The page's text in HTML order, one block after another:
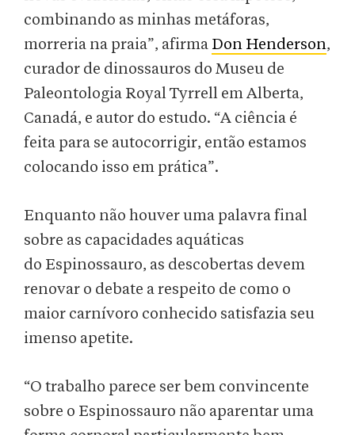
combinando as minhas metáforas,
morreria na praia”, afirma Don Henderson,
curador de dinossauros do Museu de
Paleontologia Royal Tyrrell em Alberta,
Canadá, e autor do estudo. “A ciência é
feita para se autocorrigir, então estamos
colocando isso em prática”.
Enquanto não houver uma palavra final
sobre as capacidades aquáticas
do Espinossauro, as descobertas devem
renovar o debate a respeito de como o
maior carnívoro conhecido satisfazia seu
imenso apetite.
“O trabalho parece ser bem convincente
sobre o Espinossauro não aparentar uma